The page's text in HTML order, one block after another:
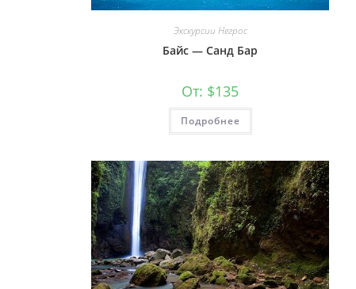
Экскурсии Негрос
Байс — Санд Бар
От: $135
Подробнее